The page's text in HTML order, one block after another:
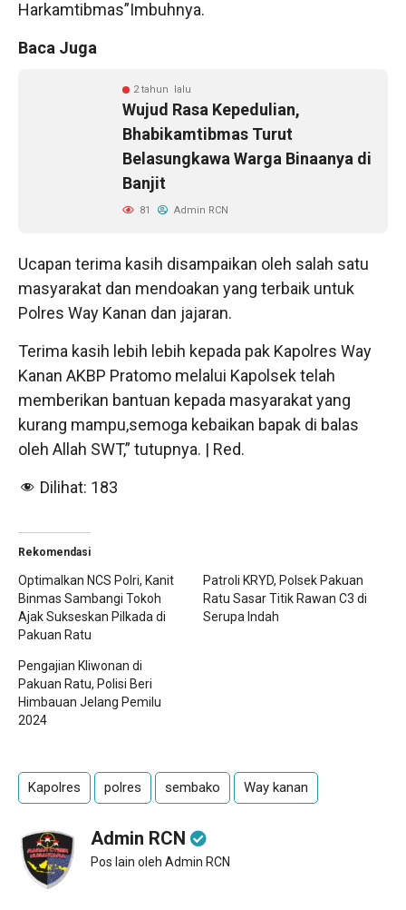
Harkamtibmas”Imbuhnya.
Baca Juga
2 tahun lalu
Wujud Rasa Kepedulian,
Bhabikamtibmas Turut
Belasungkawa Warga Binaanya di
Banjit
81 Admin RCN
Ucapan terima kasih disampaikan oleh salah satu
masyarakat dan mendoakan yang terbaik untuk
Polres Way Kanan dan jajaran.
Terima kasih lebih lebih kepada pak Kapolres Way
Kanan AKBP Pratomo melalui Kapolsek telah
memberikan bantuan kepada masyarakat yang
kurang mampu,semoga kebaikan bapak di balas
oleh Allah SWT,” tutupnya. | Red.
Dilihat: 183
Rekomendasi
Optimalkan NCS Polri, Kanit
Binmas Sambangi Tokoh
Ajak Sukseskan Pilkada di
Pakuan Ratu
Patroli KRYD, Polsek Pakuan
Ratu Sasar Titik Rawan C3 di
Serupa Indah
Pengajian Kliwonan di
Pakuan Ratu, Polisi Beri
Himbauan Jelang Pemilu
2024
Kapolres polres sembako Way kanan
Admin RCN
Pos lain oleh Admin RCN